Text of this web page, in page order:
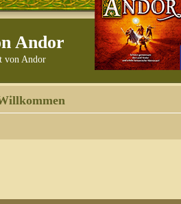
Andor
von Andor